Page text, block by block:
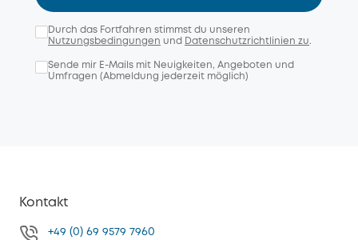
Durch das Fortfahren stimmst du unseren
Nutzungsbedingungen und Datenschutzrichtlinien zu.
Sende mir E-Mails mit Neuigkeiten, Angeboten und
Umfragen (Abmeldung jederzeit möglich)
Kontakt
+49 (0) 69 9579 7960